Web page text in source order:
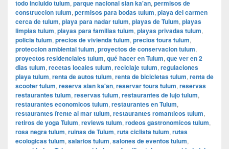
todo incluido tulum, parque nacional sian ka'an, permisos de
construccion tulum, permisos para bodas tulum, playa del carmen
cerca de tulum, playa para nadar tulum, playas de Tulum, playas
limpias tulum, playas para familias tulum, playas privadas tulum,
policia tulum, precios de vivienda tulum, precios tours tulum,
proteccion ambiental tulum, proyectos de conservacion tulum,
proyectos residenciales tulum, qué hacer en Tulum, que ver en 2
dias tulum, recetas locales tulum, reciclaje tulum, regulaciones
playa tulum, renta de autos tulum, renta de bicicletas tulum, renta de
scooter tulum, reserva sian ka'an, reservar tours tulum, reservas
restaurantes tulum, reservas tulum, restaurantes de lujo tulum,
restaurantes economicos tulum, restaurantes en Tulum,
restaurantes frente al mar tulum, restaurantes romanticos tulum,
retiros de yoga Tulum, reviews tulum, rodeos gastronomicos tulum,
rosa negra tulum, ruinas de Tulum, ruta ciclista tulum, rutas
ecologicas tulum, salarios tulum, salones de eventos tulum,